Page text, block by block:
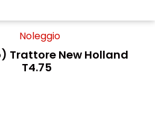
Noleggio
Trattore New Holland
T4.75